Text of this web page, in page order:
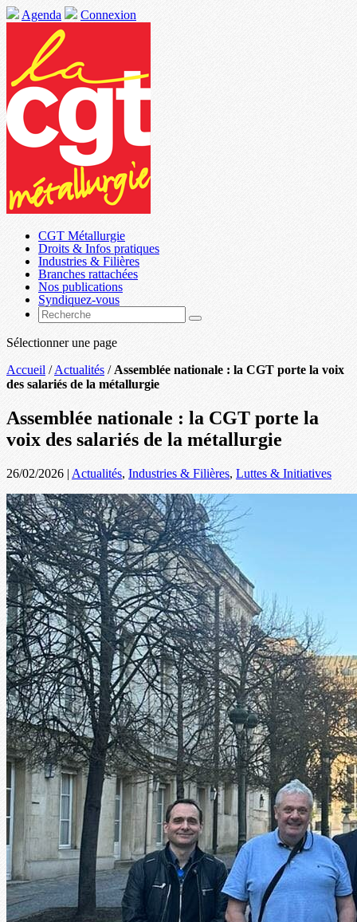
Agenda Connexion
CGT Métallurgie
Droits & Infos pratiques
Industries & Filières
Branches rattachées
Nos publications
Syndiquez-vous
Sélectionner une page
Accueil /Actualités / Assemblée nationale : la CGT porte la voix
des salariés de la métallurgie
Assemblée nationale : la CGT porte la
voix des salariés de la métallurgie
26/02/2026 | Actualités, Industries & Filières, Luttes & Initiatives